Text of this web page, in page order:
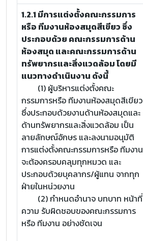
1.2.1 มีการแต่งตั้งคณะกรรมการ
หรือ ทีมงานห้องสมุดสีเขียว ซึ่ง
ประกอบด้วย คณะกรรมการด้าน
ห้องสมุด และคณะกรรมการด้าน
ทรัพยากรและสิ่งแวดล้อม โดยมี
แนวทางดำเนินงาน ดังนี้
(1) ผู้บริหารแต่งตั้งคณะ
กรรมการหรือ ทีมงานห้องสมุดสีเขียว
ซึ่งประกอบด้วยงานด้านห้องสมุดและ
ด้านทรัพยากรและสิ่งแวดล้อม เป็น
ลายลักษณ์อักษร และลงนามอนุมัติ
การแต่งตั้งคณะกรรมการหรือ ทีมงาน
จะต้องครอบคลุมทุกหมวด และ
ประกอบด้วยบุคลากร/ผู้แทน จากทุก
ฝ่ายในหน่วยงาน
(2) กำหนดอำนาจ บทบาท หน้าที่
ความ รับผิดชอบของคณะกรรมการ
หรือ ทีมงาน อย่างชัดเจน